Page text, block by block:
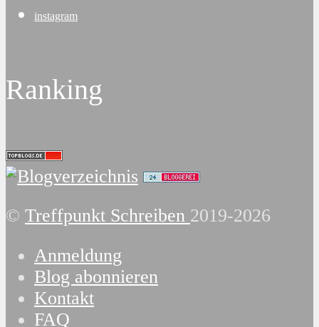
instagram
Ranking
© Treffpunkt Schreiben 2019-2026
Anmeldung
Blog abonnieren
Kontakt
FAQ